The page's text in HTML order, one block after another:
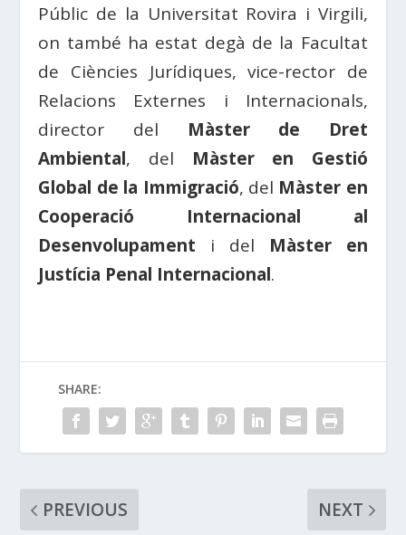
Públic de la Universitat Rovira i Virgili,
on també ha estat degà de la Facultat
de Ciències Jurídiques, vice-rector de
Relacions Externes i Internacionals,
director del Màster de Dret
Ambiental, del Màster en Gestió
Global de la Immigració, del Màster en
Cooperació Internacional al
Desenvolupament i del Màster en
Justícia Penal Internacional.
SHARE:
PREVIOUS NEXT